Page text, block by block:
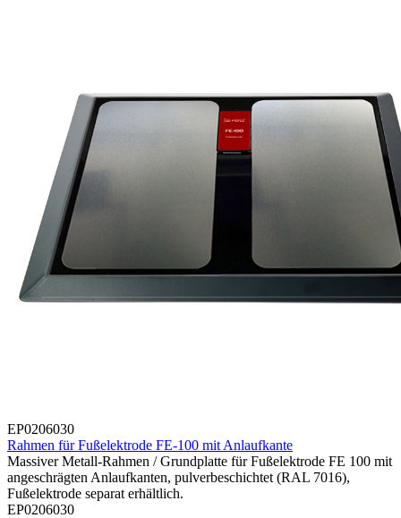
EP0206030
Rahmen für Fußelektrode FE-100 mit Anlaufkante
Massiver Metall-Rahmen / Grundplatte für Fußelektrode FE 100 mit
angeschrägten Anlaufkanten, pulverbeschichtet (RAL 7016),
Fußelektrode separat erhältlich.
EP0206030